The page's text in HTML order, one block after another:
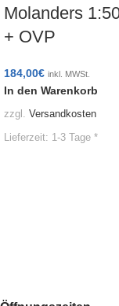
Molanders
+ OVP
184,00€ inkl. MWSt.
In den Warenkorb
zzgl. Versandkosten
Lieferzeit: 1-3 Tage *